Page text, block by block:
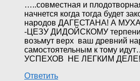
…..совместная и
начнется когда тогда будет
народов ДАГЕСТАНА! А
-ЦЕЗУ ДИДОЙСКОМУ
возьмут верх ваш древний
самостоятельным к тому
УСПЕХОВ НЕ ЛЕГКИМ
Ответить